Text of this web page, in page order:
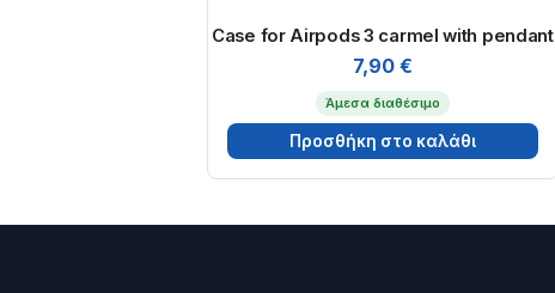
Case for Airpods 3 carmel with pendant
7,90 €
Άμεσα διαθέσιμο
Προσθήκη στο καλάθι